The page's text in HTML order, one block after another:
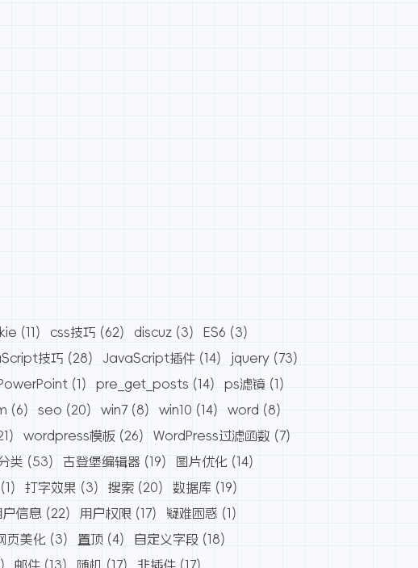
(11) css技巧 (62) discuz (3) ES6 (3)
技巧 (28) JavaScript插件 (14) jquery (73)
(1) pre_get_posts (14) ps滤镜 (1)
(6) seo (20) win7 (8) win10 (14) word (8)
wordpress模板 (26) WordPress过滤函数 (7)
类 (53) 古登堡编辑器 (19) 图片优化 (14)
(1) 打字效果 (3) 搜索 (20) 数据库 (19)
户信息 (22) 用户权限 (17) 疑难困惑 (1)
页美化 (3) 置顶 (4) 自定义字段 (18)
邮件 (13) 随机 (17) 非插件 (17)